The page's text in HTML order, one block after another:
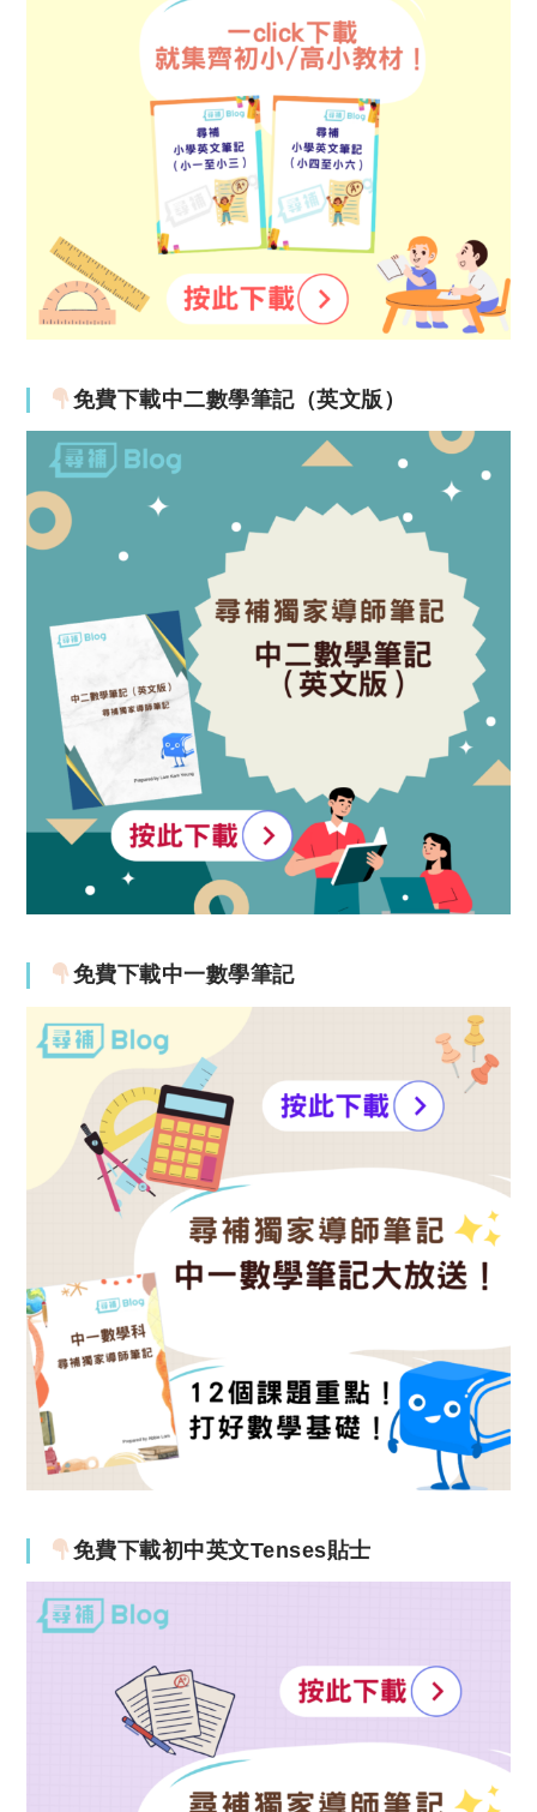
免費下載中二數學筆記（英文版）
免費下載中一數學筆記
免費下載初中英文Tenses貼士